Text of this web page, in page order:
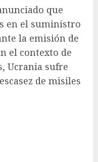
que
en el suministro
la emisión de
el contexto de
Ucrania sufre
de misiles